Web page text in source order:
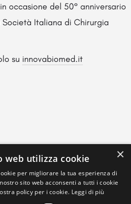
occasione del 50° anniversario
Italiana di Chirurgia
su innovabiomed.it
×
web utilizza cookie
per migliorare la tua esperienza di
sito web acconsenti a tutti i cookie
policy per i cookie. Leggi di più